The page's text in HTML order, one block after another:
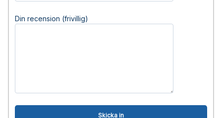
Din recension (frivillig)